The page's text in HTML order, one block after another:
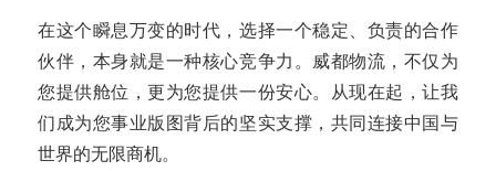
在这个瞬息万变的时代，选择一个稳定、负责的合作
伙伴，本身就是一种核心竞争力。威都物流，不仅为
您提供舱位，更为您提供一份安心。从现在起，让我
们成为您事业版图背后的坚实支撑，共同连接中国与
世界的无限商机。